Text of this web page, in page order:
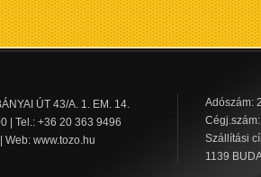
ÚT 43/A. 1. EM. 14.
| Tel.: +36 20 363 9496
| Web: www.tozo.hu
Adószám:
Szállítási
1139